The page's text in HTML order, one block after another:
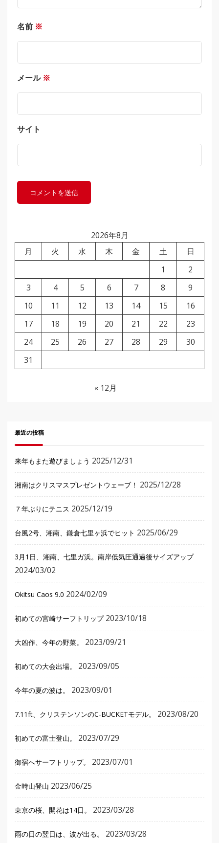
名前 ※
メール ※
サイト
2026年8月
月
火 水 木 金 土
日
1
2
3
4 5 6 7 8
9
10
11 12 13 14 15
16
17
18 19 20 21 22
23
24
25 26 27 28 29
30
31
« 12月
最近の投稿
来年もまた遊びましょう 2025/12/31
湘南はクリスマスプレゼントウェーブ！ 2025/12/28
７年ぶりにテニス 2025/12/19
台風2号、湘南、鎌倉七里ヶ浜でヒット 2025/06/29
3月1日、湘南、七里ガ浜。南岸低気圧通過後サイズアップ
2024/03/02
Okitsu Caos 9.0 2024/02/09
初めての宮崎サーフトリップ 2023/10/18
大凶作、今年の野菜。 2023/09/21
初めての大会出場。 2023/09/05
今年の夏の波は。 2023/09/01
7.11ft、クリステンソンのC-BUCKETモデル。 2023/08/20
初めての富士登山。 2023/07/29
御宿へサーフトリップ。 2023/07/01
金時山登山 2023/06/25
東京の桜、開花は14日。 2023/03/28
雨の日の翌日は、波が出る。 2023/03/28